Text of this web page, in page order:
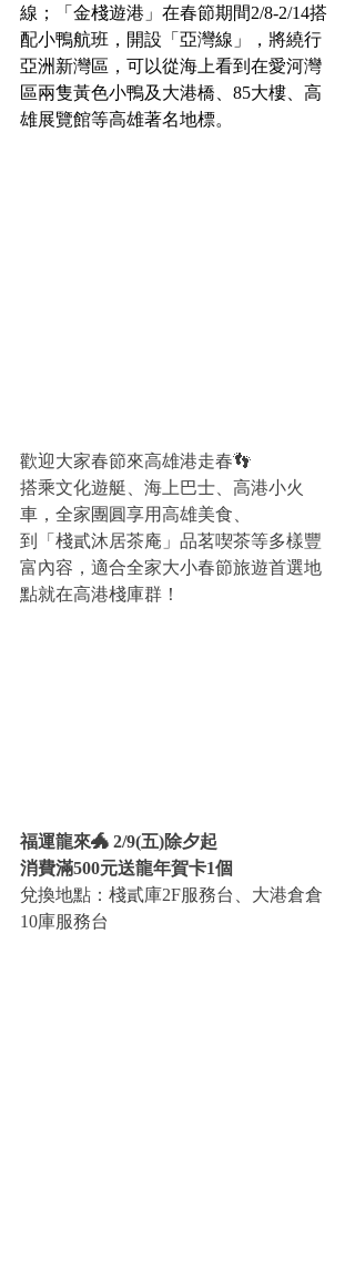
線；「金棧遊港」在春節期間2/8-2/14搭
配小鴨航班，開設「亞灣線」，將繞行
亞洲新灣區，可以從海上看到在愛河灣
區兩隻黃色小鴨及大港橋、85大樓、高
雄展覽館等高雄著名地標。
歡迎大家春節來高雄港走春👣
搭乘文化遊艇、海上巴士、高港小火
車，全家團圓享用高雄美食、
到「棧貳沐居茶庵」品茗喫茶等多樣豐
富內容，適合全家大小春節旅遊首選地
點就在高港棧庫群！
福運龍來🐲 2/9(五)除夕起
消費滿500元送龍年賀卡1個
兌換地點：棧貳庫2F服務台、大港倉倉
10庫服務台